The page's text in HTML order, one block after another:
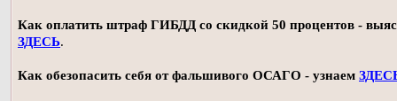
Как оплатить штраф ГИБДД со скидкой 50 процентов -
ЗДЕСЬ.
Как обезопасить себя от фальшивого ОСАГО - узнаем